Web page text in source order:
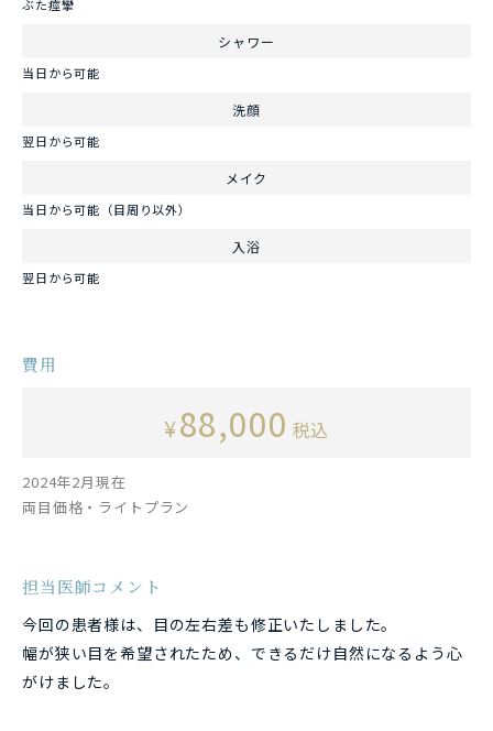
ぶた痙攣
シャワー
当日から可能
洗顔
翌日から可能
メイク
当日から可能（目周り以外）
入浴
翌日から可能
費用
¥88,000 税込
2024年2月現在
両目価格・ライトプラン
担当医師コメント
今回の患者様は、目の左右差も修正いたしました。
幅が狭い目を希望されたため、できるだけ自然になるよう心
がけました。